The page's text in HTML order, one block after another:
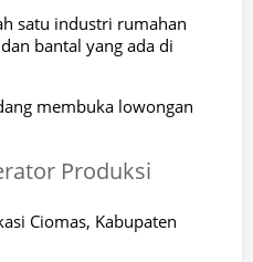
satu industri rumahan
bantal yang ada di
membuka lowongan
Produksi
Ciomas, Kabupaten